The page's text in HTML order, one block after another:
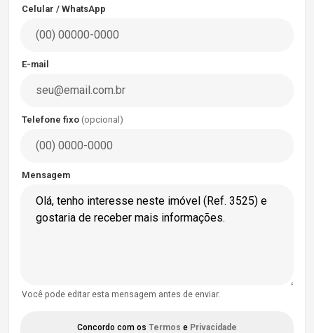
Celular / WhatsApp
E-mail
Telefone fixo (opcional)
Mensagem
Você pode editar esta mensagem antes de enviar.
Concordo com os Termos e Privacidade